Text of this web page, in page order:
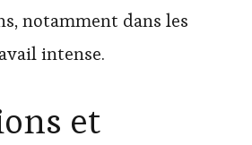
notamment dans les
intense.
et